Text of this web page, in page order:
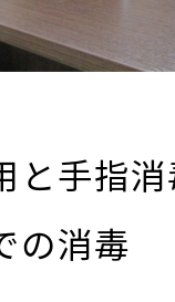
手指
の消毒